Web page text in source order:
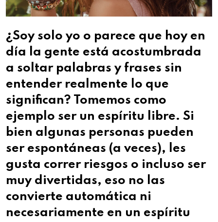
¿Soy solo yo o parece que hoy en
día la gente está acostumbrada
a soltar palabras y frases sin
entender realmente lo que
significan? Tomemos como
ejemplo ser un espíritu libre. Si
bien algunas personas pueden
ser espontáneas (a veces), les
gusta correr riesgos o incluso ser
muy divertidas, eso no las
convierte automática ni
necesariamente en un espíritu